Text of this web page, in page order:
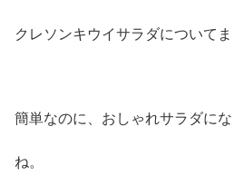
クレソンキウイサラダについてま
簡単なのに、おしゃれサラダに
ね。